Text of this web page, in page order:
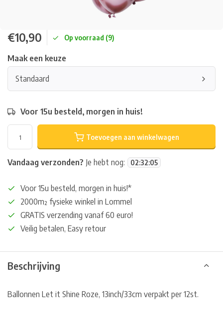
€10,90 Op voorraad (9)
Maak een keuze
Standaard
Voor 15u besteld, morgen in huis!
Toevoegen aan winkelwagen
Vandaag verzonden? Je hebt nog: 02:32:05
Voor 15u besteld, morgen in huis!*
2000m² fysieke winkel in Lommel
GRATIS verzending vanaf 60 euro!
Veilig betalen, Easy retour
Beschrijving
Ballonnen Let it Shine Roze, 13inch/33cm verpakt per 12st.